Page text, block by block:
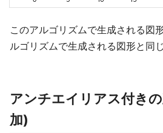
このアルゴリズムで生成される図
ルゴリズムで生成される図形と同じ
アンチエイリアス付き
加)